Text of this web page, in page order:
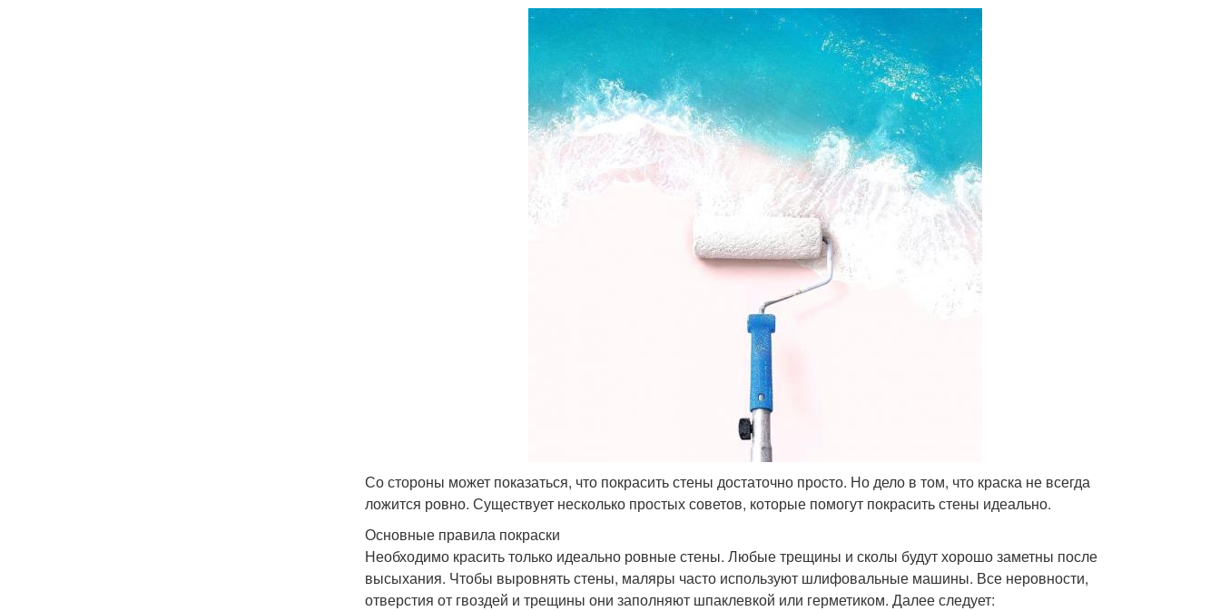
Со стороны может показаться, что покрасить стены достаточно просто. Но дело в том, что краска не всегда
ложится ровно. Существует несколько простых советов, которые помогут покрасить стены идеально.
Основные правила покраски
Необходимо красить только идеально ровные стены. Любые трещины и сколы будут хорошо заметны после
высыхания. Чтобы выровнять стены, маляры часто используют шлифовальные машины. Все неровности,
отверстия от гвоздей и трещины они заполняют шпаклевкой или герметиком. Далее следует: